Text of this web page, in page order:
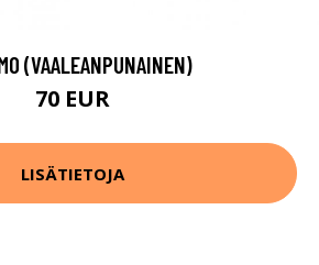
(VAALEANPUNAINEN)
70 EUR
LISÄTIETOJA